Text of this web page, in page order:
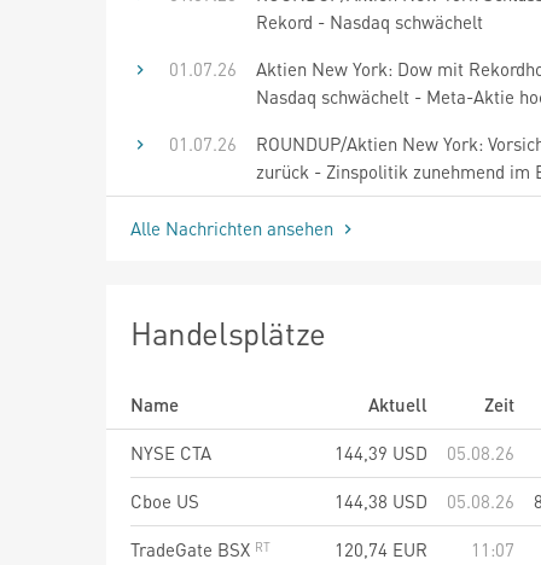
Rekord - Nasdaq schwächelt
01.07.26
Aktien New York: Dow mit
Nasdaq schwächelt - Meta-Aktie
01.07.26
ROUNDUP/Aktien New York:
zurück - Zinspolitik zunehmend im
Alle Nachrichten ansehen
Handelsplätze
Name Aktuell
Zeit
NYSE CTA
144,39 USD
05.08.26
Cboe US
144,38 USD 05.08.26
TradeGate BSX
120,74 EUR
11:07